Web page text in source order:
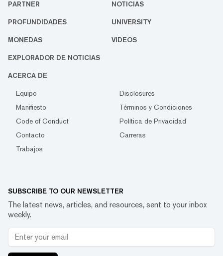
PARTNER NOTICIAS
PROFUNDIDADES UNIVERSITY
MONEDAS VIDEOS
EXPLORADOR DE NOTICIAS
ACERCA DE
Equipo
Disclosures
Manifiesto
Términos y Condiciones
Code of Conduct
Política de Privacidad
Contacto
Carreras
Trabajos
SUBSCRIBE TO OUR NEWSLETTER
The latest news, articles, and resources, sent to your inbox
weekly.